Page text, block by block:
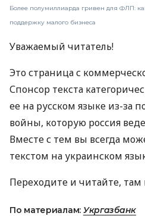
Более полумиллиарда гривен для ФЛП:
поддержку малого бизнеса
Уважаемый читатель!
Это страница с
Спонсор текста
ее на русском языке из-за
войны, которую россия
Вместе с тем вы всегда
текстом на украинском
Переходите и читайте, там
По материалам: Укргазбанк